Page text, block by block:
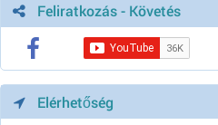
Feliratkozás - Követés
Elérhetőség